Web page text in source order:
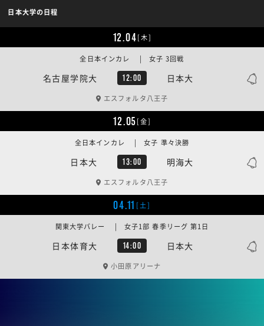
日本大学の日程
12.04[木]
名古屋学院大 12:00 日本大
全日本インカレ | 女子 3回戦
エスフォルタ八王子
12.05[金]
日本大 13:00 明海大
全日本インカレ | 女子 準々決勝
エスフォルタ八王子
04.11 [土]
日本体育大 14:00 日本大
関東大学バレー | 女子1部 春季リーグ 第1日
小田原アリーナ